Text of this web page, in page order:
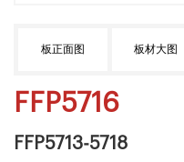
板正面图 板材大图
FFP5716
FFP5713-5718